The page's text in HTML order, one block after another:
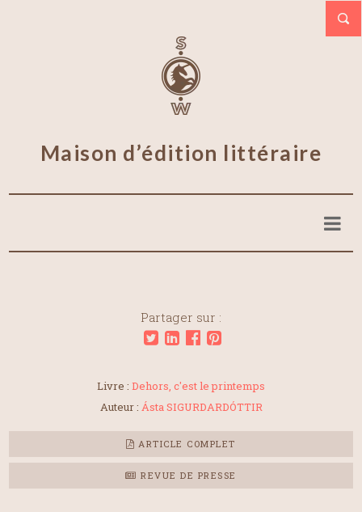
Maison d’édition littéraire
Partager sur :
Livre : Dehors, c'est le printemps
Auteur : Ásta SIGURDARDÓTTIR
ARTICLE COMPLET
REVUE DE PRESSE